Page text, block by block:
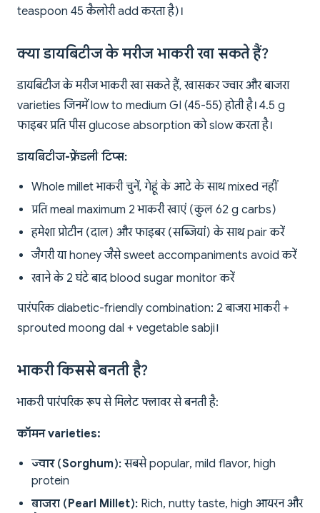
teaspoon 45 कैलोरी add करता है)।
क्या डायबिटीज के मरीज भाकरी खा सकते हैं?
डायबिटीज के मरीज भाकरी खा सकते हैं, खासकर ज्वार और बाजरा
varieties जिनमें low to medium GI (45-55) होती है। 4.5 g
फाइबर प्रति पीस glucose absorption को slow करता है।
डायबिटीज-फ्रेंडली टिप्स:
Whole millet भाकरी चुनें, गेहूं के आटे के साथ mixed नहीं
प्रति meal maximum 2 भाकरी खाएं (कुल 62 g carbs)
हमेशा प्रोटीन (दाल) और फाइबर (सब्जियां) के साथ pair करें
जैगरी या honey जैसे sweet accompaniments avoid करें
खाने के 2 घंटे बाद blood sugar monitor करें
पारंपरिक diabetic-friendly combination: 2 बाजरा भाकरी +
sprouted moong dal + vegetable sabji।
भाकरी किससे बनती है?
भाकरी पारंपरिक रूप से मिलेट फ्लावर से बनती है:
कॉमन varieties:
ज्वार (Sorghum):सबसे popular, mild flavor, high
protein
बाजरा (Pearl Millet): Rich, nutty taste, high आयरन और